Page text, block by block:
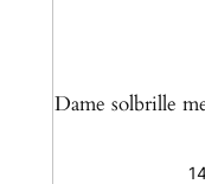
Dame solbrille